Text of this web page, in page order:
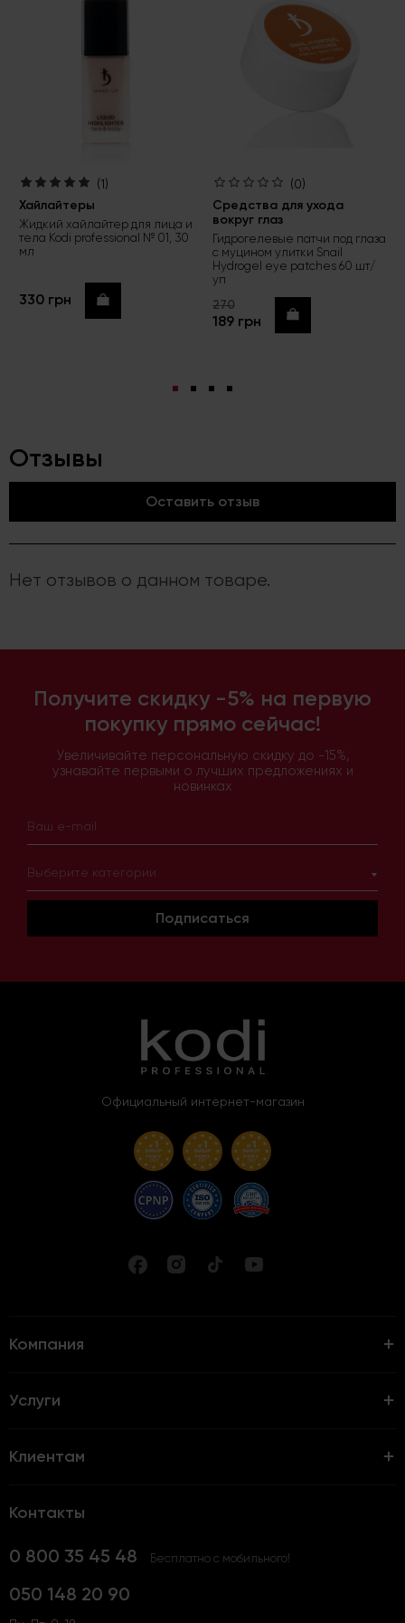
(1)
Хайлайтеры
Жидкий хайлайтер для лица и
тела Kodi professional № 01, 30
мл
330 грн Купить
(0)
Средства для ухода
вокруг глаз
Гидрогелевые патчи под глаза
с муцином улитки Snail
Hydrogel eye patches 60 шт/
уп
270
189 грн Купить
Отзывы
Оставить отзыв
Нет отзывов о данном товаре.
Получите скидку -5% на первую
покупку прямо сейчас!
Увеличивайте персональную скидку до -15%,
узнавайте первыми о лучших предложениях и
новинках
Выберите категории
Подписаться
Официальный интернет-магазин
Компания
Услуги
Клиентам
Контакты
0 800 35 45 48 Бесплатно с мобильного!
050 148 20 90